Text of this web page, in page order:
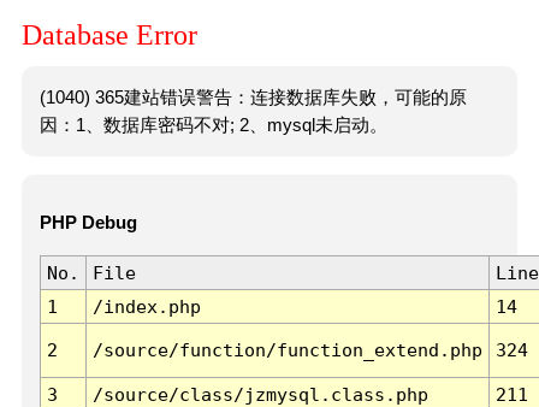
Database Error
(1040) 365建站错误警告：连接数据库失败，可能的原
因：1、数据库密码不对; 2、mysql未启动。
PHP Debug
No. File
Line
1
/index.php 14
2 /source/function/function_extend.php 324
3 /source/class/jzmysql.class.php
211